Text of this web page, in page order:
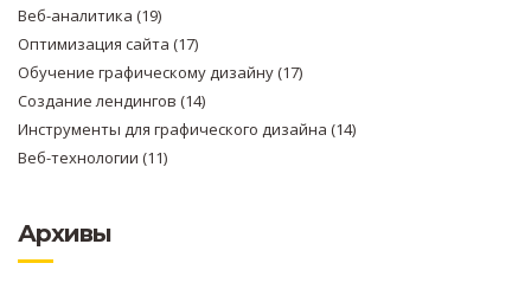
Веб-аналитика (19)
Оптимизация сайта (17)
Обучение графическому дизайну(17)
Создание лендингов (14)
Инструменты для графического дизайна (14)
Веб-технологии (11)
Архивы